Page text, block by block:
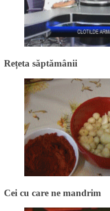
Rețeta săptămânii
Cei cu care ne mandrim